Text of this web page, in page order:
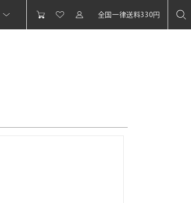
全国一律送料330円